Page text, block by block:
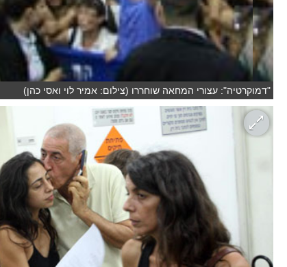
"דמוקרטיה": עצורי המחאה שוחררו (צילום: אמיר לוי ואסי כהן)